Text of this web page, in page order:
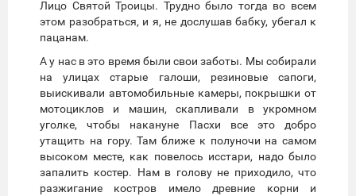
Лицо Святой Троицы. Трудно было тогда во всем
этом разобраться, и я, не дослушав бабку, убегал к
пацанам.
А у нас в это время были свои заботы. Мы собирали
на улицах старые галоши, резиновые сапоги,
выискивали автомобильные камеры, покрышки от
мотоциклов и машин, скапливали в укромном
уголке, чтобы накануне Пасхи все это добро
утащить на гору. Там ближе к полуночи на самом
высоком месте, как повелось исстари, надо было
запалить костер. Нам в голову не приходило, что
разжигание костров имело древние корни и